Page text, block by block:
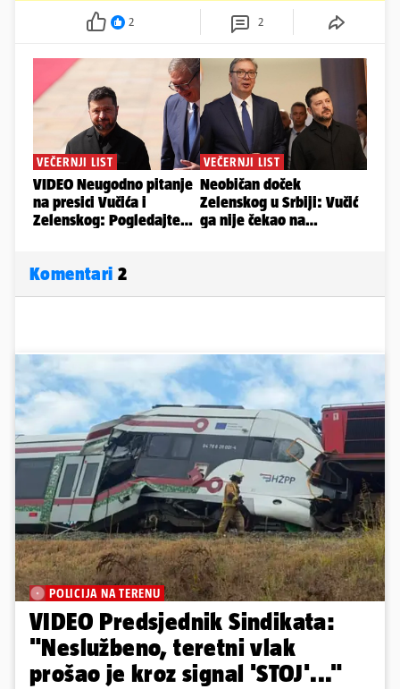
2 2
Komentari 2
POLICIJA NA TERENU
VIDEO Predsjednik Sindikata:
"Neslužbeno, teretni vlak
prošao je kroz signal 'STOJ'..."